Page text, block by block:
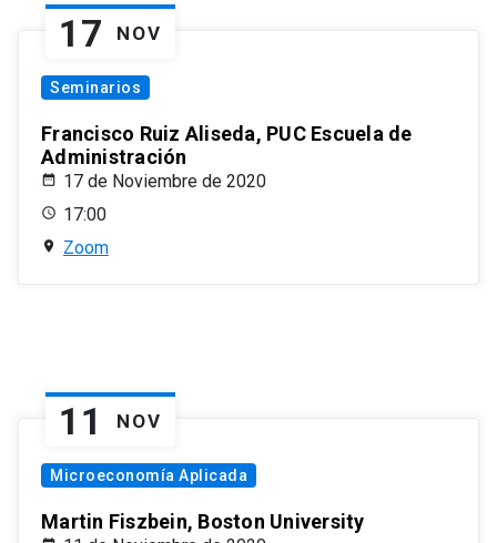
17 NOV
Seminarios
Francisco Ruiz Aliseda, PUC Escuela de
Administración
17 de Noviembre de 2020
17:00
Zoom
11 NOV
Microeconomía Aplicada
Martin Fiszbein, Boston University